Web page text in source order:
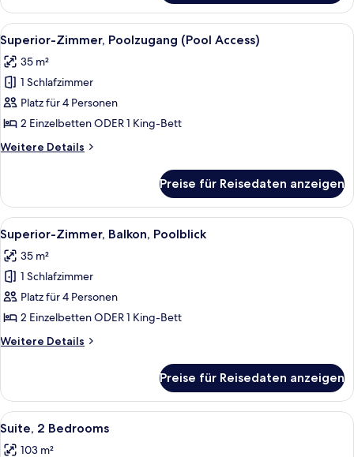
Zimmer,
Balkon,
Poolblick
Alle
Fotos
für
Superior-
Zimmer,
Poolzugang
(Pool
Access)
Ein Hotelzimmer mit Bett, einer
15
Superior-Zimmer, Poolzugang (Pool Access)
35 m²
1 Schlafzimmer
Platz für 4 Personen
2 Einzelbetten ODER 1 King-Bett
Weitere Details
Weitere
Zimmer,
Poolzugang
(Pool
Access)
Preise für Reisedaten anzeigen
Alle
Fotos
für
Superior-
Zimmer,
Balkon,
Poolblick
anzeigen
Ein Balkon mit Blick auf einen Pool
16
Superior-Zimmer, Balkon, Poolblick
35 m²
1 Schlafzimmer
Platz für 4 Personen
2 Einzelbetten ODER 1 King-Bett
Weitere Details
Weitere
Zimmer,
Balkon,
Poolblick
Preise für Reisedaten anzeigen
Alle
Fotos
Ein Hotelzimmer mit zwei Betten,
20
Suite, 2 Bedrooms
103 m²